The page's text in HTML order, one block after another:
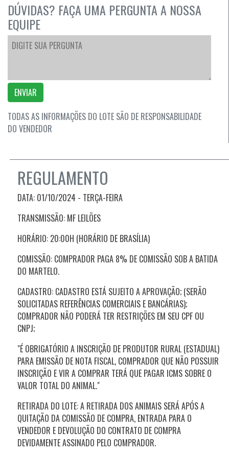
DÚVIDAS? FAÇA UMA PERGUNTA A NOSSA
EQUIPE
ENVIAR
TODAS AS INFORMAÇÕES DO LOTE SÃO DE RESPONSABILIDADE
DO VENDEDOR
REGULAMENTO
DATA: 01/10/2024 - TERÇA-FEIRA
TRANSMISSÃO: MF LEILÕES
HORÁRIO: 20:00H (HORÁRIO DE BRASÍLIA)
COMISSÃO: COMPRADOR PAGA 8% DE COMISSÃO SOB A BATIDA
DO MARTELO.
CADASTRO: CADASTRO ESTÁ SUJEITO A APROVAÇÃO; (SERÃO
SOLICITADAS REFERÊNCIAS COMERCIAIS E BANCÁRIAS);
COMPRADOR NÃO PODERÁ TER RESTRIÇÕES EM SEU CPF OU
CNPJ;
"É OBRIGATÓRIO A INSCRIÇÃO DE PRODUTOR RURAL (ESTADUAL)
PARA EMISSÃO DE NOTA FISCAL, COMPRADOR QUE NÃO POSSUIR
INSCRIÇÃO E VIR A COMPRAR TERÁ QUE PAGAR ICMS SOBRE O
VALOR TOTAL DO ANIMAL."
RETIRADA DO LOTE: A RETIRADA DOS ANIMAIS SERÁ APÓS A
QUITAÇÃO DA COMISSÃO DE COMPRA, ENTRADA PARA O
VENDEDOR E DEVOLUÇÃO DO CONTRATO DE COMPRA
DEVIDAMENTE ASSINADO PELO COMPRADOR.